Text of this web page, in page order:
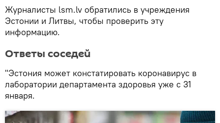
Журналисты lsm.lv обратились в учреждения
Эстонии и Литвы, чтобы проверить эту
информацию.
Ответы соседей
"Эстония может констатировать коронавирус в
лаборатории департамента здоровья уже с 31
января.